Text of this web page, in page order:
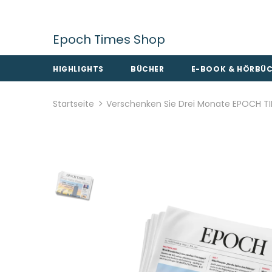
Epoch Times Shop
HIGHLIGHTS BÜCHER E-BOOK &
Startseite Verschenken Sie Drei Monate EPOCH